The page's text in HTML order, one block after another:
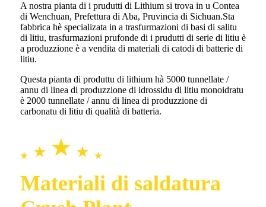
A nostra pianta di i prudutti di Lithium si trova in u Contea
di Wenchuan, Prefettura di Aba, Pruvincia di Sichuan.Sta
fabbrica hè specializata in a trasfurmazioni di basi di salitu
di litiu, trasfurmazioni prufonde di i prudutti di serie di litiu è
a produzzione è a vendita di materiali di catodi di batterie di
litiu.
Questa pianta di produttu di lithium hà 5000 tunnellate /
annu di linea di produzzione di idrossidu di litiu monoidratu
è 2000 tunnellate / annu di linea di produzzione di
carbonatu di litiu di qualità di batteria.
Materiali di saldatura